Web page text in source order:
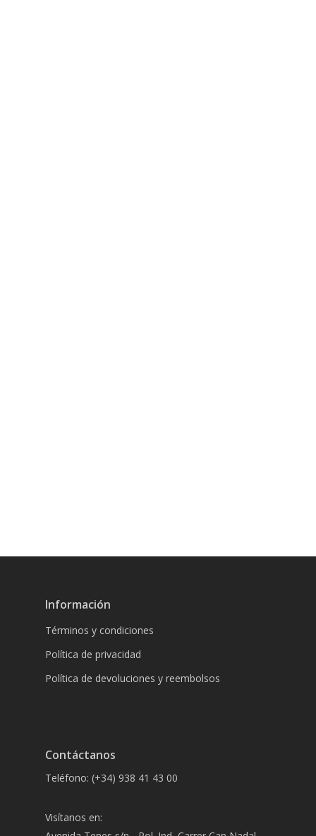
Información
Términos y condiciones
Política de privacidad
Política de devoluciones y reembolsos
Contáctanos
Teléfono: (+34) 938 41 43 00
Visítanos en: